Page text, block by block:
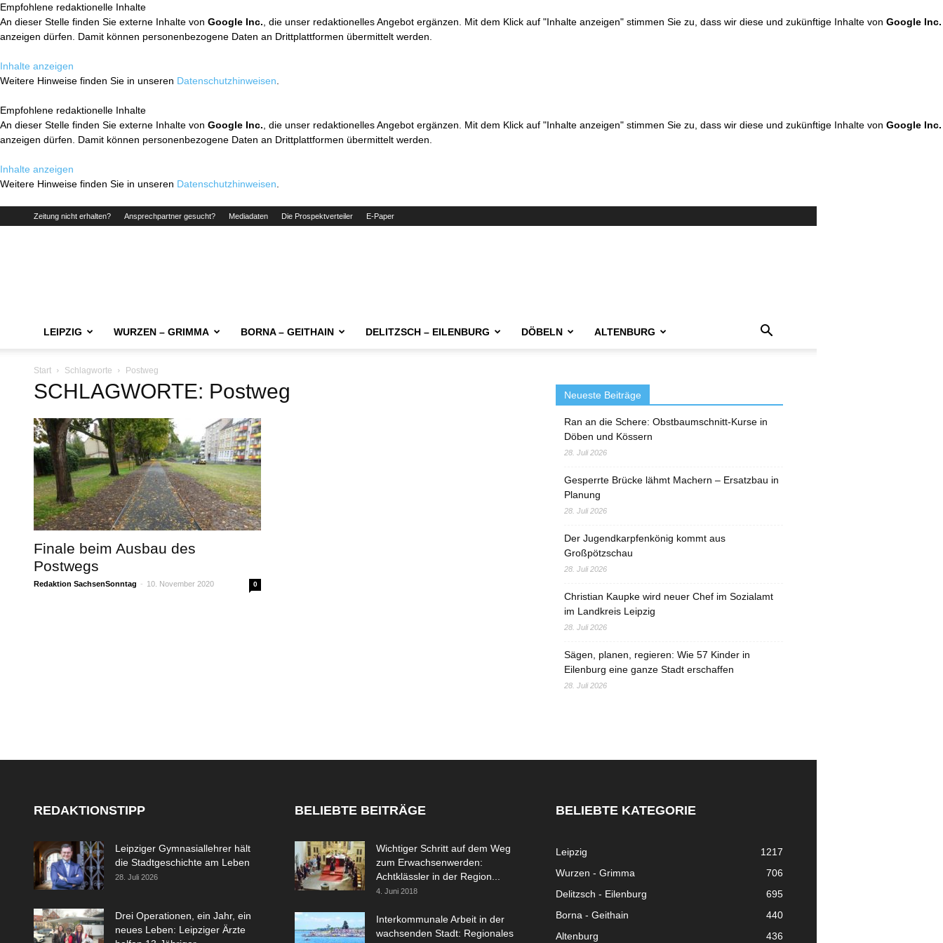
Empfohlene redaktionelle Inhalte
An dieser Stelle finden Sie externe Inhalte von Google Inc. , die unser redaktionelles Angebot ergänzen. Mit dem Klick auf "Inhalte anzeigen" stimmen Sie zu, dass wir diese und zukünftige Inhalte von Google Inc.
anzeigen dürfen. Damit können personenbezogene Daten an Drittplattformen übermittelt werden.
Inhalte anzeigen
Weitere Hinweise finden Sie in unseren Datenschutzhinweisen
Empfohlene redaktionelle Inhalte
An dieser Stelle finden Sie externe Inhalte von Google Inc. , die unser redaktionelles Angebot ergänzen. Mit dem Klick auf "Inhalte anzeigen" stimmen Sie zu, dass wir diese und zukünftige Inhalte von Google Inc.
anzeigen dürfen. Damit können personenbezogene Daten an Drittplattformen übermittelt werden.
Inhalte anzeigen
Weitere Hinweise finden Sie in unseren Datenschutzhinweisen
Zeitung nicht erhalten? Ansprechpartner gesucht? Mediadaten Die Prospektverteiler E-Paper
LEIPZIG WURZEN – GRIMMA BORNA – GEITHAIN DELITZSCH – EILENBURG DÖBELN ALTENBURG
Start Schlagworte Postweg
SCHLAGWORTE: Postweg
Finale beim Ausbau des
Postwegs
Redaktion SachsenSonntag - 10. November 2020 0
Neueste Beiträge
Ran an die Schere: Obstbaumschnitt-Kurse in
Döben und Kössern
28. Juli 2026
Gesperrte Brücke lähmt Machern – Ersatzbau in
Planung
28. Juli 2026
Der Jugendkarpfenkönig kommt aus
Großpötzschau
28. Juli 2026
Christian Kaupke wird neuer Chef im Sozialamt
im Landkreis Leipzig
28. Juli 2026
Sägen, planen, regieren: Wie 57 Kinder in
Eilenburg eine ganze Stadt erschaffen
28. Juli 2026
REDAKTIONSTIPP
Leipziger Gymnasiallehrer hält
die Stadtgeschichte am Leben
28. Juli 2026
Drei Operationen, ein Jahr, ein
neues Leben: Leipziger Ärzte
BELIEBTE BEITRÄGE
Wichtiger Schritt auf dem Weg
zum Erwachsenwerden:
Achtklässler in der Region...
4. Juni 2018
Interkommunale Arbeit in der
wachsenden Stadt: Regionales
BELIEBTE KATEGORIE
Leipzig
1217
Wurzen - Grimma
706
Delitzsch - Eilenburg
695
Borna - Geithain
440
Altenburg
436